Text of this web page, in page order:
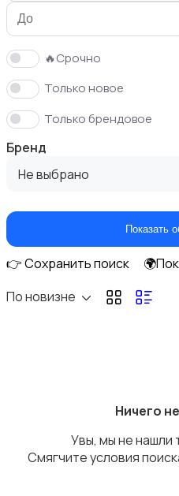
Спортивная одежда
Свитеры и толстовки
Пиджаки и костюмы
🔥Срочно
Только новое
Только брендовое
Бренд
Не выбрано
Показать
👉 Сохранить поиск
По новизне
Ничего
Увы, мы не нашли
Смягчите условия